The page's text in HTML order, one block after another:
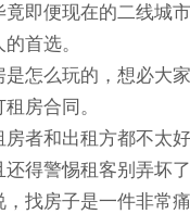
竟即便现在的二线城
首选。
是怎么玩的，想必大
房合同。
房者和出租方都不太
得警惕租客别弄坏
，找房子是一件非常